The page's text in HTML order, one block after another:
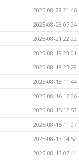
2025-08-28 21:46
2025-08-28 07:24
2025-08-21 22:22
2025-08-19 23:01
2025-08-18 23:29
2025-08-18 11:44
2025-08-16 17:06
2025-08-15 12:53
2025-08-15 11:07
2025-08-13 14:52
2025-08-13 07:44